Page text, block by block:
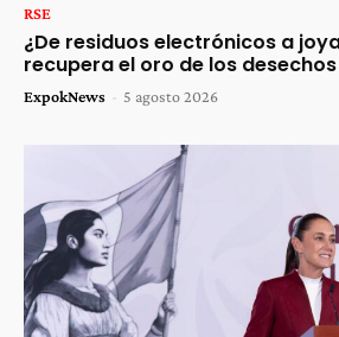
RSE
¿De residuos electrónicos a
recupera el oro de los desechos
ExpokNews - 5 agosto 2026